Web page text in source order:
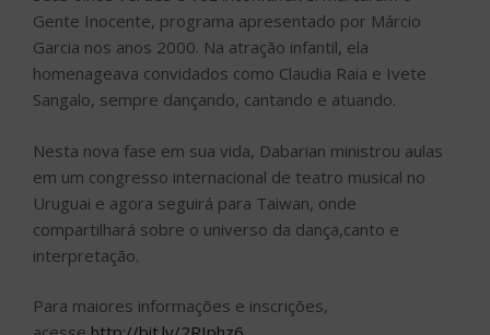
Gente Inocente, programa apresentado por Márcio
Garcia nos anos 2000. Na atração infantil, ela
homenageava convidados como Claudia Raia e Ivete
Sangalo, sempre dançando, cantando e atuando.
Nesta nova fase em sua vida, Dabarian ministrou aulas
em um congresso internacional de teatro musical no
Uruguai e agora seguirá para Taiwan, onde
compartilhará sobre o universo da dança,canto e
interpretação.
Para maiores informações e inscrições,